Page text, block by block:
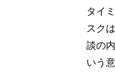
タイ
スク
談の
いう